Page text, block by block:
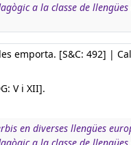
a la classe de
emporta. [S&C: 492] |
V i XII].
en diverses llengües